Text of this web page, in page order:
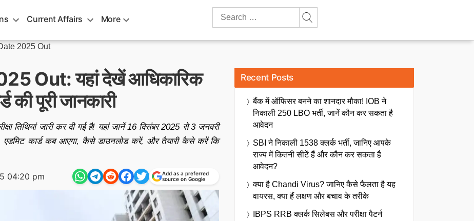
Current Affairs More
Search
2025 Out
Out: यहां देखें आधिकारिक
की पूरी जानकारी
तिथियां जारी कर दी गई है! यहां जानें 16 दिसंबर 2025 से 3 जनवरी
एडमिट कार्ड कब आएगा, कैसे डाउनलोड करें, और तैयारी कैसे करें कि
04:20 pm
Add as a preferred
source on Google
Recent Posts
बैंक में ऑफिसर बनने का शानदार मौका! IOB ने
निकाली 250 LBO भर्ती, जानें कौन कर सकता है
आवेदन
SBI ने निकाली 1538 क्लर्क भर्ती, जानिए आपके
राज्य में कितनी सीटें हैं और कौन कर सकता है
आवेदन?
क्या है Chandi Virus? जानिए कैसे फैलता है यह
वायरस, क्या हैं लक्षण और बचाव के तरीके
IBPS RRB क्लर्क सिलेबस और परीक्षा पैटर्न